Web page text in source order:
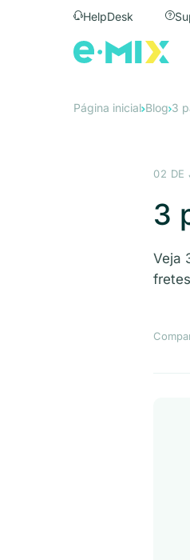
HelpDesk
Página inicial Blog 3
02 DE
3
Veja